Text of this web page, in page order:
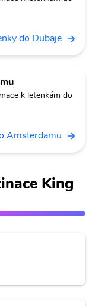
do Dubaje
k letenkám do
Amsterdamu
King